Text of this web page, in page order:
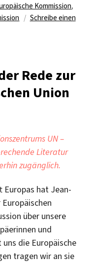
Kommission,
Schreibe einen
Rede zur
Union
UN –
Literatur
zugänglich.
Europas hat Jean-
über unsere
und
die Europäische
tragen wir an sie